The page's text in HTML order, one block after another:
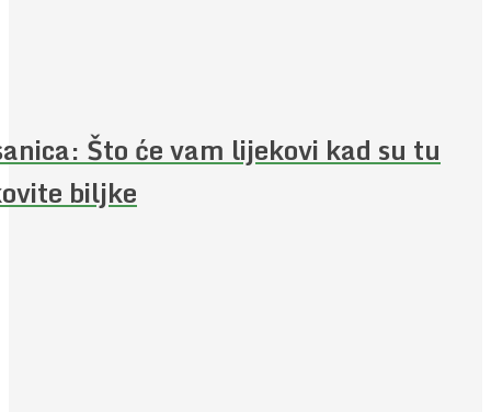
Što će vam lijekovi kad su tu
biljke